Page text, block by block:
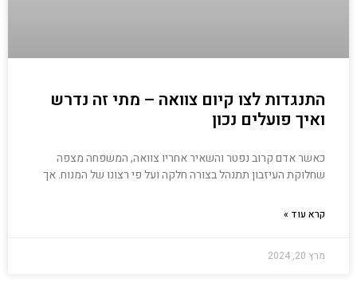
התנגדות לצו קיום צוואה – מתי זה נדרש
ואיך פועלים נכון
כאשר אדם קרוב נפטר והשאיר אחריו צוואה, המשפחה מצפה
שחלוקת העיזבון תתנהל בצורה חלקה ועל פי רצונו של המנוח. אך
קרא עוד »
מרץ 20, 2024